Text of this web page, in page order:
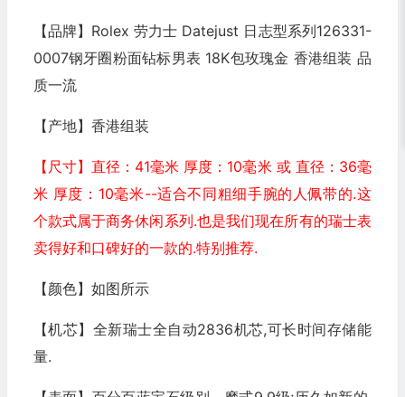
【品牌】Rolex 劳力士 Datejust 日志型系列126331-
0007钢牙圈粉面钻标男表 18K包玫瑰金 香港组装 品
质一流
【产地】香港组装
【尺寸】直径：41毫米 厚度：10毫米 或 直径：36毫
米 厚度：10毫米--适合不同粗细手腕的人佩带的.这
个款式属于商务休闲系列.也是我们现在所有的瑞士表
卖得好和口碑好的一款的.特别推荐.
【颜色】如图所示
【机芯】全新瑞士全自动2836机芯,可长时间存储能
量.